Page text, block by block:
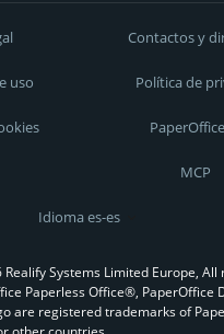
Contactos y
uso Política de
MCP
Idioma es-es
Systems Limited Europe,
Paperless Office®, PaperOffice
are registered trademarks of